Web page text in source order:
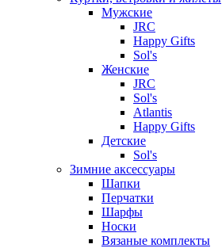
Мужские
JRC
Happy Gifts
Sol's
Женские
JRC
Sol's
Atlantis
Happy Gifts
Детские
Sol's
Зимние аксессуары
Шапки
Перчатки
Шарфы
Носки
Вязаные комплекты